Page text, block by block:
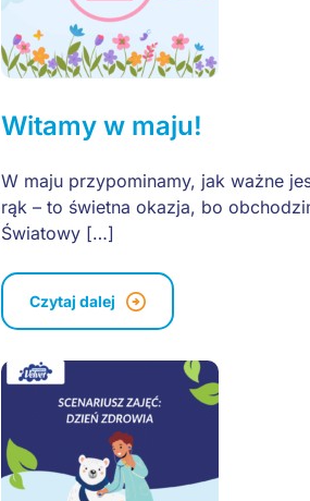
Witamy w maju!
W maju przypominamy, jak ważne
rąk – to świetna okazja, bo
Światowy […]
Czytaj dalej